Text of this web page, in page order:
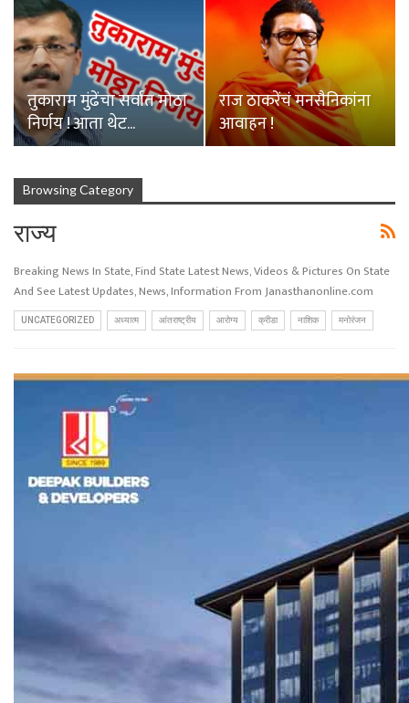
तुकाराम मुंढेंचा सर्वात मोठा
निर्णय ! आता थेट…
राज ठाकरेंचं मनसैनिकांना
आवाहन !
Browsing Category
राज्य
Breaking News In State, Find State Latest News, Videos & Pictures On State
And See Latest Updates, News, Information From Janasthanonline.com
UNCATEGORIZED अध्यात्म आंतराष्ट्रीय आरोग्य क्रीडा नाशिक मनोरंजन